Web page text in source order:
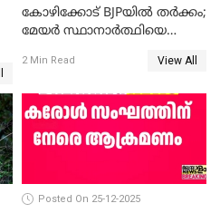
കോഴിക്കോട് BJPയിൽ തർക്കം;
മേയർ സ്ഥാനാർത്ഥിയെ
2 Min Read View All
Posted On 25-12-2025